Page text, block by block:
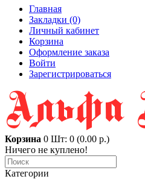
Главная
Закладки (0)
Личный кабинет
Корзина
Оформление заказа
Войти
Зарегистрироваться
Корзина 0 Шт: 0 (0.00 р.)
Ничего не куплено!
Категории